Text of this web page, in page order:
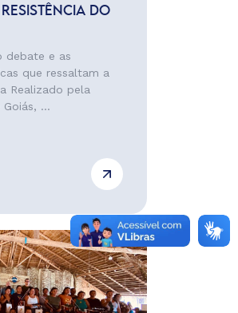
DO
debate e as
que ressaltam a
Realizado pela
...